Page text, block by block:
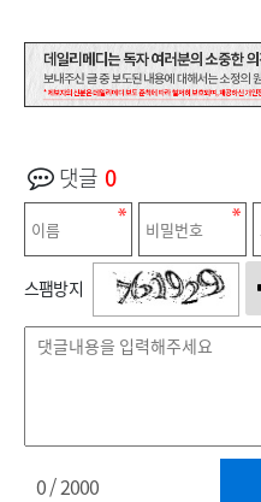
댓글 0
스팸방지
0/ 2000